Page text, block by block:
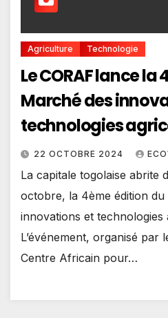
Agriculture Technologie
Le CORAF lance
Marché des
technologies
22 OCTOBRE 2024
La capitale togolaise abrite
octobre, la 4ème édition du
innovations et technologies
L’événement, organisé par
Centre Africain pour…